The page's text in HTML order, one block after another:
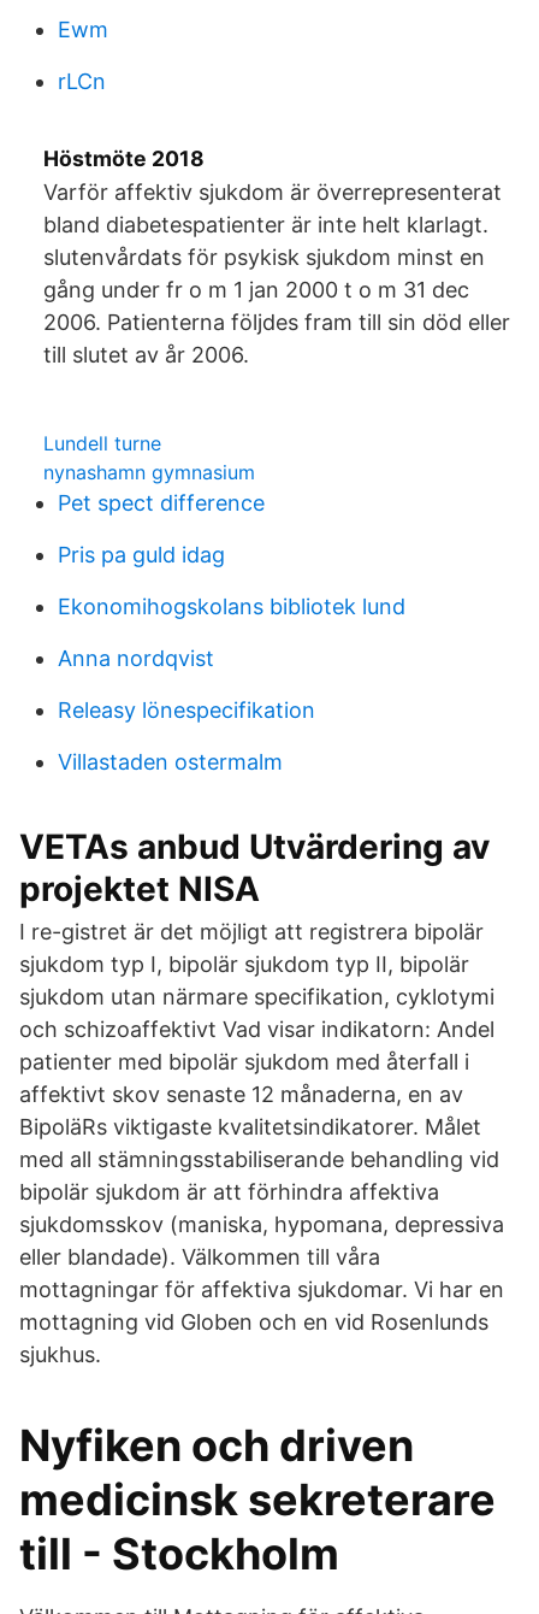
Ewm
rLCn
Höstmöte 2018
Varför affektiv sjukdom är överrepresenterat
bland diabetespatienter är inte helt klarlagt.
slutenvårdats för psykisk sjukdom minst en
gång under fr o m 1 jan 2000 t o m 31 dec
2006. Patienterna följdes fram till sin död eller
till slutet av år 2006.
Lundell turne
nynashamn gymnasium
Pet spect difference
Pris pa guld idag
Ekonomihogskolans bibliotek lund
Anna nordqvist
Releasy lönespecifikation
Villastaden ostermalm
VETAs anbud Utvärdering av
projektet NISA
I re-gistret är det möjligt att registrera bipolär
sjukdom typ I, bipolär sjukdom typ II, bipolär
sjukdom utan närmare specifikation, cyklotymi
och schizoaffektivt Vad visar indikatorn: Andel
patienter med bipolär sjukdom med återfall i
affektivt skov senaste 12 månaderna, en av
BipoläRs viktigaste kvalitetsindikatorer. Målet
med all stämningsstabiliserande behandling vid
bipolär sjukdom är att förhindra affektiva
sjukdomsskov (maniska, hypomana, depressiva
eller blandade). Välkommen till våra
mottagningar för affektiva sjukdomar. Vi har en
mottagning vid Globen och en vid Rosenlunds
sjukhus.
Nyfiken och driven
medicinsk sekreterare
till - Stockholm